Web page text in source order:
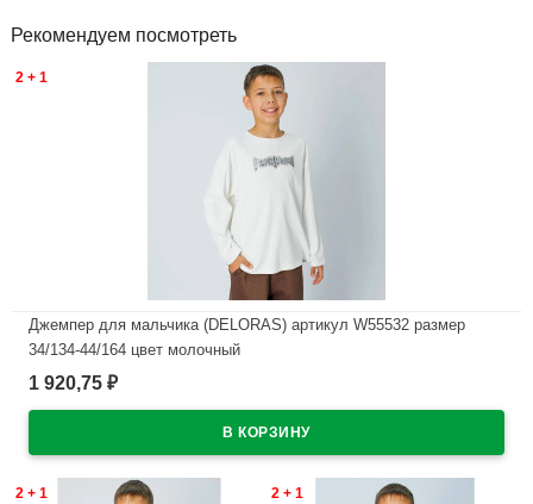
Рекомендуем посмотреть
2 + 1
Джемпер для мальчика (DELORAS) артикул W55532 размер
34/134-44/164 цвет молочный
В наличии
1 920,75 ₽
2 + 1 2 + 1